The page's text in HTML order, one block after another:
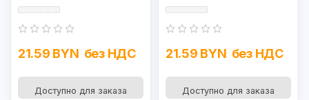
21.59 BYN без НДС
Доступно для заказа
21.59 BYN без НДС
Доступно для заказа